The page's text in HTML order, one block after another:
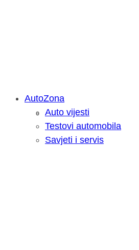
Savjetujemo: Što
AutoZona
Auto vijesti
Testovi automobila
Savjeti i servis